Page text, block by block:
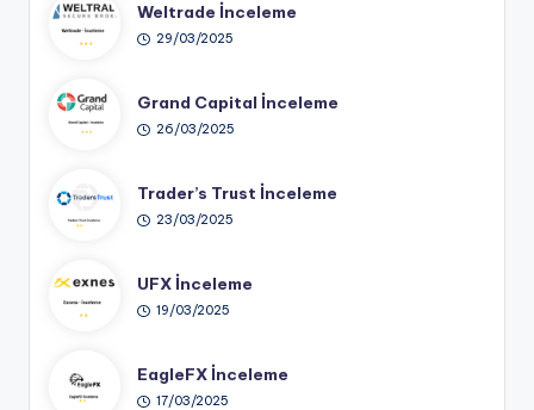
Weltrade İnceleme
29/03/2025
Grand Capital İnceleme
26/03/2025
Trader’s Trust İnceleme
23/03/2025
UFX İnceleme
19/03/2025
EagleFX İnceleme
17/03/2025